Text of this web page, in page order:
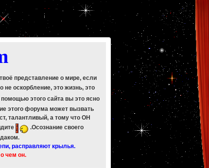
представление о мире, если
не оскорбление, это жизнь, это
этого сайта вы это ясно
этого форума может вызвать
талантливый, а тому что ОН
.Осознание своего
расправляют крылья.
чем он.